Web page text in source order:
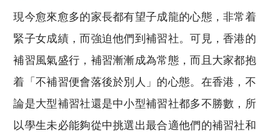
y
Li
n
k
s
A
p
p
現今愈來愈多的家長都有望子成龍的心態，非常着
緊子女成績，而強迫他們到補習社。可見，香港的
補習風氣盛行，補習漸漸成為常態，而且大家都抱
着「不補習便會落後於別人」的心態。在香港，不
論是大型補習社還是中小型補習社都多不勝數，所
以學生未必能夠從中挑選出最合適他們的補習社和